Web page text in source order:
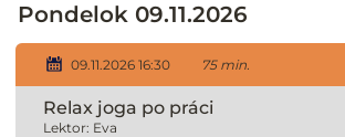
Pondelok 09.11.2026
09.11.2026 16:30 75 min.
Relax joga po práci
Lektor: Eva